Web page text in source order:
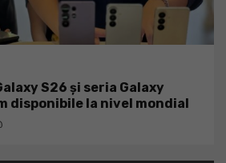
S26 și seria Galaxy
disponibile la nivel mondial